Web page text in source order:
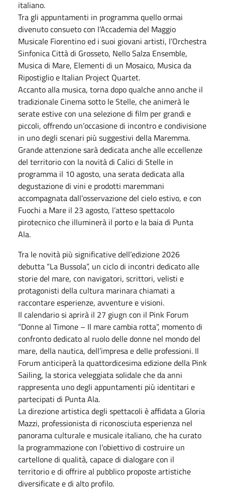
italiano.
Tra gli appuntamenti in programma quello ormai
divenuto consueto con l’Accademia del Maggio
Musicale Fiorentino ed i suoi giovani artisti, l’Orchestra
Sinfonica Città di Grosseto, Nello Salza Ensemble,
Musica di Mare, Elementi di un Mosaico, Musica da
Ripostiglio e Italian Project Quartet.
Accanto alla musica, torna dopo qualche anno anche il
tradizionale Cinema sotto le Stelle, che animerà le
serate estive con una selezione di film per grandi e
piccoli, offrendo un’occasione di incontro e condivisione
in uno degli scenari più suggestivi della Maremma.
Grande attenzione sarà dedicata anche alle eccellenze
del territorio con la novità di Calici di Stelle in
programma il 10 agosto, una serata dedicata alla
degustazione di vini e prodotti maremmani
accompagnata dall’osservazione del cielo estivo, e con
Fuochi a Mare il 23 agosto, l’atteso spettacolo
pirotecnico che illuminerà il porto e la baia di Punta
Ala.
Tra le novità più significative dell’edizione 2026
debutta “La Bussola”, un ciclo di incontri dedicato alle
storie del mare, con navigatori, scrittori, velisti e
protagonisti della cultura marinara chiamati a
raccontare esperienze, avventure e visioni.
Il calendario si aprirà il 27 giugn con il Pink Forum
“Donne al Timone – Il mare cambia rotta”, momento di
confronto dedicato al ruolo delle donne nel mondo del
mare, della nautica, dell’impresa e delle professioni. Il
Forum anticiperà la quattordicesima edizione della Pink
Sailing, la storica veleggiata solidale che da anni
rappresenta uno degli appuntamenti più identitari e
partecipati di Punta Ala.
La direzione artistica degli spettacoli è affidata a Gloria
Mazzi, professionista di riconosciuta esperienza nel
panorama culturale e musicale italiano, che ha curato
la programmazione con l’obiettivo di costruire un
cartellone di qualità, capace di dialogare con il
territorio e di offrire al pubblico proposte artistiche
diversificate e di alto profilo.